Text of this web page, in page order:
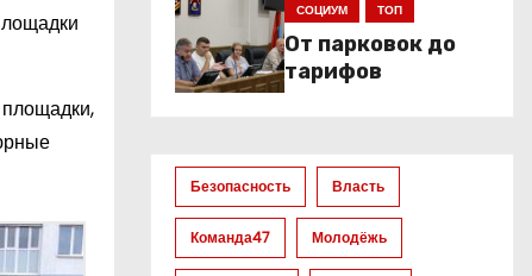
СОЦИУМ ТОП
От парковок до
тарифов
Безопасность Власть
Команда47 Молодёжь